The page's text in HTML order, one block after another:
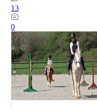
13
0